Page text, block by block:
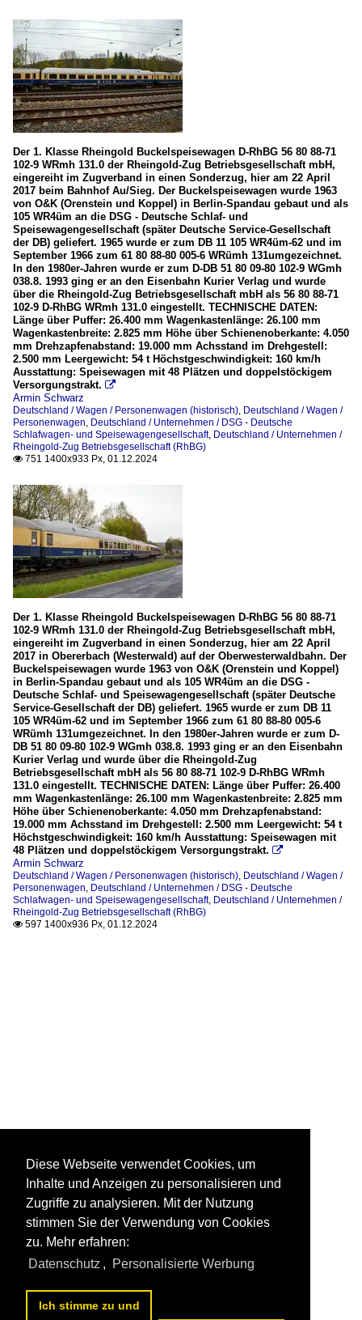
Der 1. Klasse Rheingold Buckelspeisewagen D-RhBG 56 80 88-71
102-9 WRmh 131.0 der Rheingold-Zug Betriebsgesellschaft mbH,
eingereiht im Zugverband in einen Sonderzug, hier am 22 April
2017 beim Bahnhof Au/Sieg. Der Buckelspeisewagen wurde 1963
von O&K (Orenstein und Koppel) in Berlin-Spandau gebaut und als
105 WR4üm an die DSG - Deutsche Schlaf- und
Speisewagengesellschaft (später Deutsche Service-Gesellschaft
der DB) geliefert. 1965 wurde er zum DB 11 105 WR4üm-62 und im
September 1966 zum 61 80 88-80 005-6 WRümh 131umgezeichnet.
In den 1980er-Jahren wurde er zum D-DB 51 80 09-80 102-9 WGmh
038.8. 1993 ging er an den Eisenbahn Kurier Verlag und wurde
über die Rheingold-Zug Betriebsgesellschaft mbH als 56 80 88-71
102-9 D-RhBG WRmh 131.0 eingestellt. TECHNISCHE DATEN:
Länge über Puffer: 26.400 mm Wagenkastenlänge: 26.100 mm
Wagenkastenbreite: 2.825 mm Höhe über Schienenoberkante: 4.050
mm Drehzapfenabstand: 19.000 mm Achsstand im Drehgestell:
2.500 mm Leergewicht: 54 t Höchstgeschwindigkeit: 160 km/h
Ausstattung: Speisewagen mit 48 Plätzen und doppelstöckigem
Versorgungstrakt. 
Armin Schwarz
Deutschland / Wagen / Personenwagen (historisch), Deutschland / Wagen /
Personenwagen, Deutschland / Unternehmen / DSG - Deutsche
Schlafwagen- und Speisewagengesellschaft, Deutschland / Unternehmen /
Rheingold-Zug Betriebsgesellschaft (RhBG)
 751 1400x933 Px, 01.12.2024
Der 1. Klasse Rheingold Buckelspeisewagen D-RhBG 56 80 88-71
102-9 WRmh 131.0 der Rheingold-Zug Betriebsgesellschaft mbH,
eingereiht im Zugverband in einen Sonderzug, hier am 22 April
2017 in Obererbach (Westerwald) auf der Oberwesterwaldbahn. Der
Buckelspeisewagen wurde 1963 von O&K (Orenstein und Koppel)
in Berlin-Spandau gebaut und als 105 WR4üm an die DSG -
Deutsche Schlaf- und Speisewagengesellschaft (später Deutsche
Service-Gesellschaft der DB) geliefert. 1965 wurde er zum DB 11
105 WR4üm-62 und im September 1966 zum 61 80 88-80 005-6
WRümh 131umgezeichnet. In den 1980er-Jahren wurde er zum D-
DB 51 80 09-80 102-9 WGmh 038.8. 1993 ging er an den Eisenbahn
Kurier Verlag und wurde über die Rheingold-Zug
Betriebsgesellschaft mbH als 56 80 88-71 102-9 D-RhBG WRmh
131.0 eingestellt. TECHNISCHE DATEN: Länge über Puffer: 26.400
mm Wagenkastenlänge: 26.100 mm Wagenkastenbreite: 2.825 mm
Höhe über Schienenoberkante: 4.050 mm Drehzapfenabstand:
19.000 mm Achsstand im Drehgestell: 2.500 mm Leergewicht: 54 t
Höchstgeschwindigkeit: 160 km/h Ausstattung: Speisewagen mit
48 Plätzen und doppelstöckigem Versorgungstrakt. 
Armin Schwarz
Deutschland / Wagen / Personenwagen (historisch), Deutschland / Wagen /
Personenwagen, Deutschland / Unternehmen / DSG - Deutsche
Schlafwagen- und Speisewagengesellschaft, Deutschland / Unternehmen /
Rheingold-Zug Betriebsgesellschaft (RhBG)
 597 1400x936 Px, 01.12.2024
Diese Webseite verwendet Cookies, um
Inhalte und Anzeigen zu personalisieren und
Zugriffe zu analysieren. Mit der Nutzung
stimmen Sie der Verwendung von Cookies
zu. Mehr erfahren:
Datenschutz , Personalisierte Werbung
Ich stimme zu und